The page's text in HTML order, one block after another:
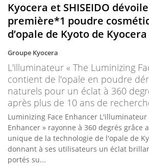
Kyocera et SHISEIDO
première*1 poudre
d’opale de Kyoto de Kyocera
Groupe Kyocera
L'illuminateur « The Luminizing
contient de l'opale en poudre
naturels pour un éclat à 360
après plus de 10 ans de
Luminizing Face Enhancer L'illuminateur « Luminizing Face
Enhancer » rayonne à 360 degrés grâce
unique de la technologie de l'opale de
donnant à ses utilisateurs un éclat
portés su...